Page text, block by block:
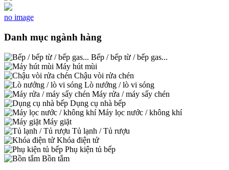
no image
Danh mục ngành hàng
Bếp / bếp từ / bếp gas...
Máy hút mùi
Chậu vòi rửa chén
Lò nướng / lò vi sóng
Máy rửa / máy sấy chén
Dụng cụ nhà bếp
Máy lọc nước / không khí
Máy giặt
Tủ lạnh / Tủ rượu
Khóa điện tử
Phụ kiện tủ bếp
Bồn tắm